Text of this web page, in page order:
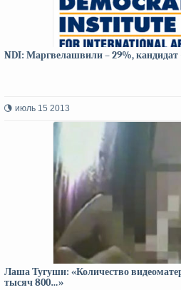
NDI: Маргвелашвили – 29%,
июль 15 2013
Лаша Тугуши: «Количество
тысяч 800…»